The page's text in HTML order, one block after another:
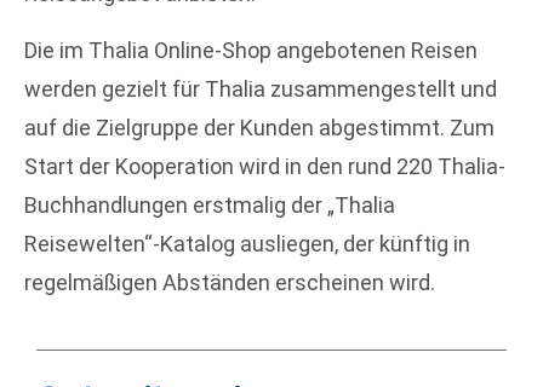
Die im Thalia Online-Shop angebotenen Reisen
werden gezielt für Thalia zusammengestellt und
auf die Zielgruppe der Kunden abgestimmt. Zum
Start der Kooperation wird in den rund 220 Thalia-
Buchhandlungen erstmalig der „Thalia
Reisewelten“-Katalog ausliegen, der künftig in
regelmäßigen Abständen erscheinen wird.